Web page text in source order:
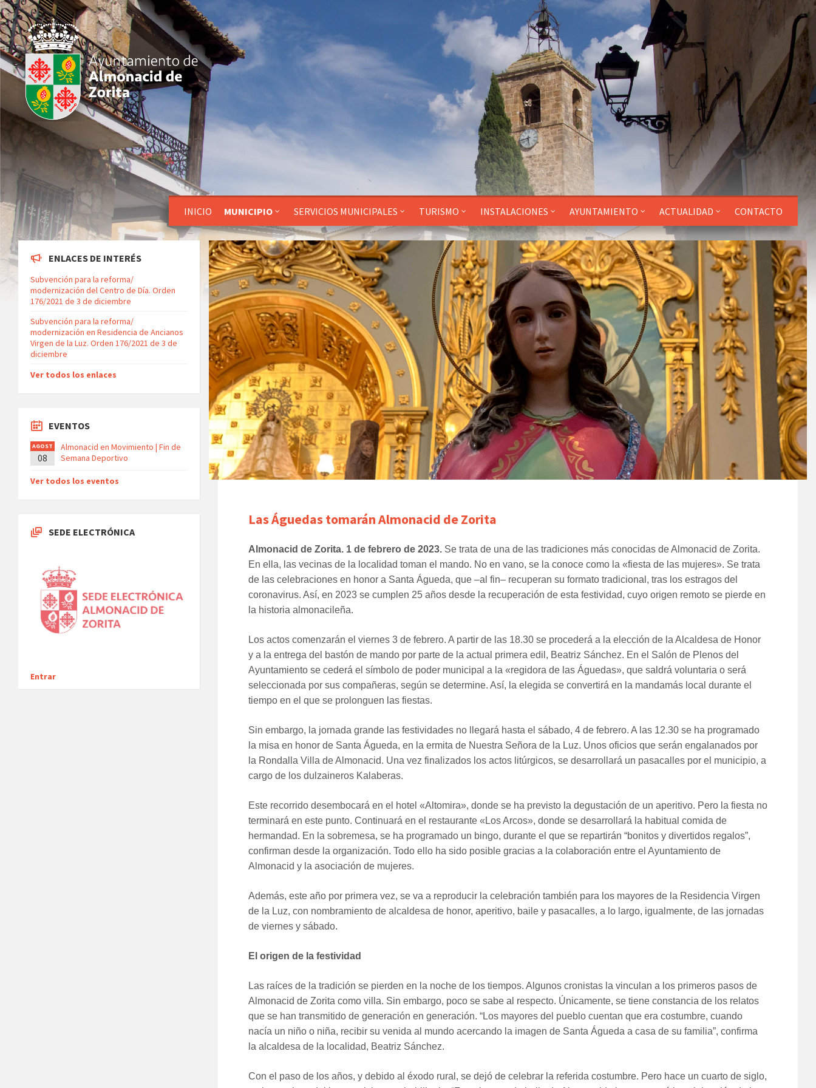
INICIO MUNICIPIO SERVICIOS MUNICIPALES TURISMO INSTALACIONES AYUNTAMIENTO ACTUALIDAD CONTACTO
Las Águedas tomarán Almonacid de Zorita
Almonacid de Zorita. 1 de febrero de 2023. Se trata de una de las tradiciones más conocidas de Almonacid de Zorita.
En ella, las vecinas de la localidad toman el mando. No en vano, se la conoce como la «fiesta de las mujeres». Se trata
de las celebraciones en honor a Santa Águeda, que –al fin– recuperan su formato tradicional, tras los estragos del
coronavirus. Así, en 2023 se cumplen 25 años desde la recuperación de esta festividad, cuyo origen remoto se pierde en
la historia almonacileña.
Los actos comenzarán el viernes 3 de febrero. A partir de las 18.30 se procederá a la elección de la Alcaldesa de Honor
y a la entrega del bastón de mando por parte de la actual primera edil, Beatriz Sánchez. En el Salón de Plenos del
Ayuntamiento se cederá el símbolo de poder municipal a la «regidora de las Águedas», que saldrá voluntaria o será
seleccionada por sus compañeras, según se determine. Así, la elegida se convertirá en la mandamás local durante el
tiempo en el que se prolonguen las fiestas.
Sin embargo, la jornada grande las festividades no llegará hasta el sábado, 4 de febrero. A las 12.30 se ha programado
la misa en honor de Santa Águeda, en la ermita de Nuestra Señora de la Luz. Unos oficios que serán engalanados por
la Rondalla Villa de Almonacid. Una vez finalizados los actos litúrgicos, se desarrollará un pasacalles por el municipio, a
cargo de los dulzaineros Kalaberas.
Este recorrido desembocará en el hotel «Altomira», donde se ha previsto la degustación de un aperitivo. Pero la fiesta no
terminará en este punto. Continuará en el restaurante «Los Arcos», donde se desarrollará la habitual comida de
hermandad. En la sobremesa, se ha programado un bingo, durante el que se repartirán “bonitos y divertidos regalos”,
confirman desde la organización. Todo ello ha sido posible gracias a la colaboración entre el Ayuntamiento de
Almonacid y la asociación de mujeres.
Además, este año por primera vez, se va a reproducir la celebración también para los mayores de la Residencia Virgen
de la Luz, con nombramiento de alcaldesa de honor, aperitivo, baile y pasacalles, a lo largo, igualmente, de las jornadas
de viernes y sábado.
El origen de la festividad
Las raíces de la tradición se pierden en la noche de los tiempos. Algunos cronistas la vinculan a los primeros pasos de
Almonacid de Zorita como villa. Sin embargo, poco se sabe al respecto. Únicamente, se tiene constancia de los relatos
que se han transmitido de generación en generación. “Los mayores del pueblo cuentan que era costumbre, cuando
nacía un niño o niña, recibir su venida al mundo acercando la imagen de Santa Águeda a casa de su familia”, confirma
la alcaldesa de la localidad, Beatriz Sánchez.
Con el paso de los años, y debido al éxodo rural, se dejó de celebrar la referida costumbre. Pero hace un cuarto de siglo,
ENLACES DE INTERÉS
Subvención para la reforma/
modernización del Centro de Día. Orden
176/2021 de 3 de diciembre
Subvención para la reforma/
modernización en Residencia de Ancianos
Virgen de la Luz. Orden 176/2021 de 3 de
diciembre
Ver todos los enlaces
EVENTOS
AGOST
O
08
Almonacid en Movimiento | Fin de
Semana Deportivo
Ver todos los eventos
SEDE ELECTRÓNICA
Entrar